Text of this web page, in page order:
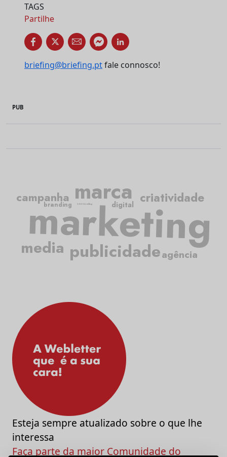
TAGS
Partilhe
briefing@briefing.ptfale connosco!
PUB
marketing
publicidade
marca criatividade
campanha
media agência
digital
2050.briefing
branding
Esteja sempre atualizado sobre o que lhe
interessa
Faça parte da maior Comunidade do